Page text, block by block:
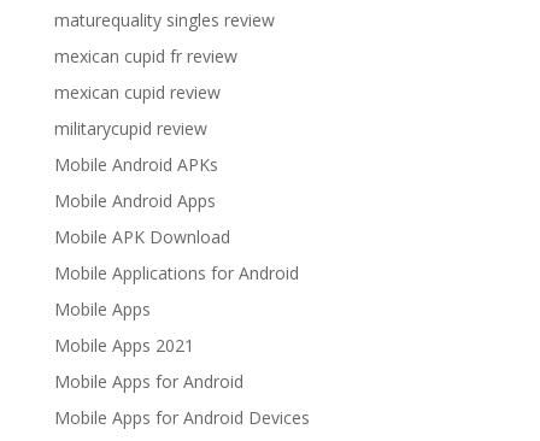
maturequality singles review
mexican cupid fr review
mexican cupid review
militarycupid review
Mobile Android APKs
Mobile Android Apps
Mobile APK Download
Mobile Applications for Android
Mobile Apps
Mobile Apps 2021
Mobile Apps for Android
Mobile Apps for Android Devices